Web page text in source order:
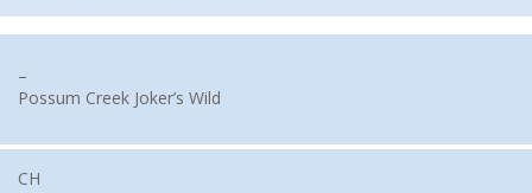
–
Possum Creek Joker’s Wild
CH